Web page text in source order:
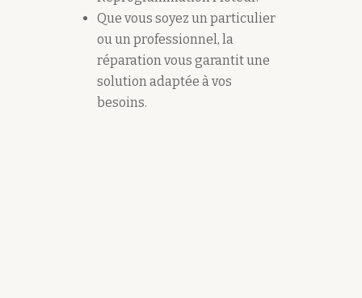
Que vous soyez un particulier
ou un professionnel, la
réparation vous garantit une
solution adaptée à vos
besoins.